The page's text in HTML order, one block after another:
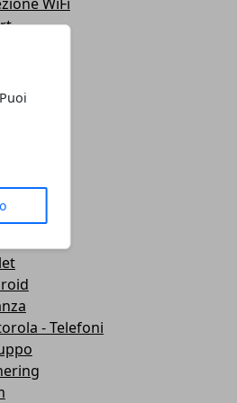
VR
- Telefoni